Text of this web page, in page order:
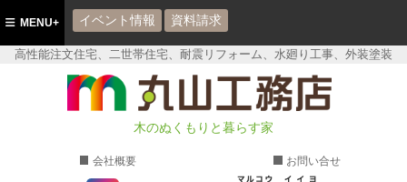
高性能注文住宅、二世帯住宅、耐震リフォーム、水廻り工事、外装塗装
座間市の丸山工務店
木のぬくもりと暮らす家
会社概要 お問い合せ
MENU+ イベント情報 資料請求